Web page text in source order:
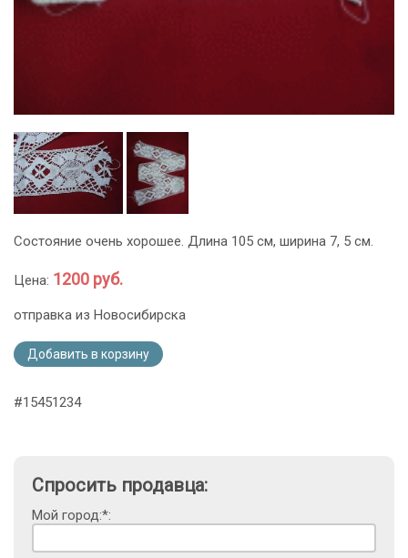
Состояние очень хорошее. Длина 105 см, ширина 7, 5 см.
Цена: 1200 руб.
отправка из Новосибирска
Добавить в корзину
#15451234
Спросить продавца:
Мой город:*: